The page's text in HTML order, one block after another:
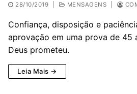
28/10/2019 MENSAGENS
Confiança, disposição e
aprovação em uma prova de 45
Deus prometeu.
Leia Mais →